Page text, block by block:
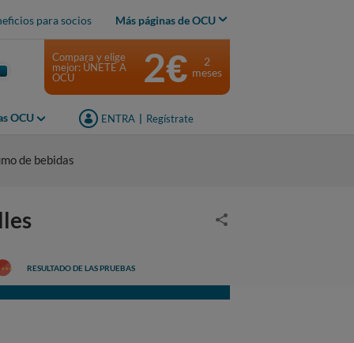
para socios Más páginas de OCU
OCU ENTRA Regístrate
Compara y elige
mejor: ÚNETE A
OCU
2€
2
meses
de bebidas
RESULTADO DE LAS PRUEBAS